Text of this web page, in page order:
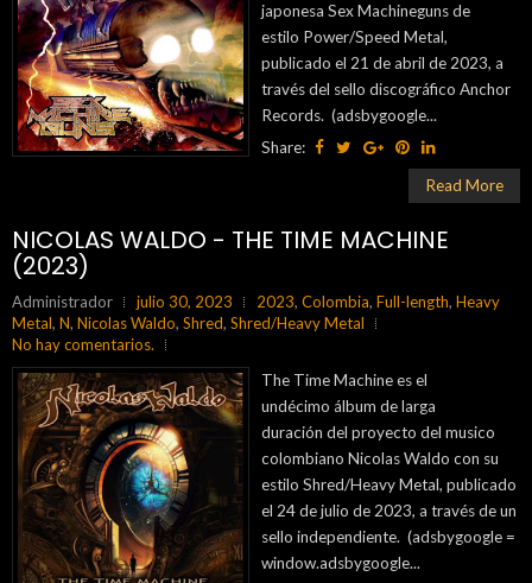
japonesa Sex Machineguns de
estilo Power/Speed Metal,
publicado el 21 de abril de 2023, a
través del sello discográfico Anchor
Records. (adsbygoogle...
Share:
Read More
NICOLAS WALDO - THE TIME MACHINE
(2023)
Administrador julio 30, 2023 2023, Colombia, Full-length, Heavy
Metal, N, Nicolas Waldo, Shred, Shred/Heavy Metal
No hay comentarios.
The Time Machine es el
undécimo álbum de larga
duración del proyecto del musico
colombiano Nicolas Waldo con su
estilo Shred/Heavy Metal, publicado
el 24 de julio de 2023, a través de un
sello independiente. (adsbygoogle =
window.adsbygoogle...